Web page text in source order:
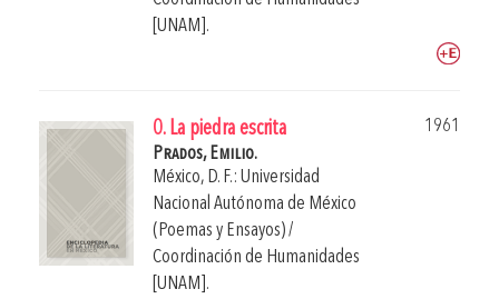
[UNAM].
0. La piedra escrita
1961
Prados, Emilio.
México, D. F.: Universidad
Nacional Autónoma de México
(Poemas y Ensayos) /
Coordinación de Humanidades
[UNAM].